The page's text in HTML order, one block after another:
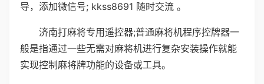
导，添加微信号; kkss8691 随时交流 。
济南打麻将专用遥控器;普通麻将机程序控牌器一
般是指通过一些无需对麻将机进行复杂安装操作就能
实现控制麻将牌功能的设备或工具。